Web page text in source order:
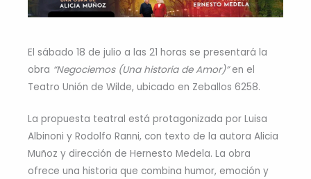
El sábado 18 de julio a las 21 horas se presentará la
obra “Negociemos (Una historia de Amor)”en el
Teatro Unión de Wilde, ubicado en Zeballos 6258.
La propuesta teatral está protagonizada por Luisa
Albinoni y Rodolfo Ranni, con texto de la autora Alicia
Muñoz y dirección de Hernesto Medela. La obra
ofrece una historia que combina humor, emoción y